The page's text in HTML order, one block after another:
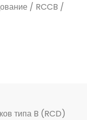
/ RCCB /
типа B (RCD)